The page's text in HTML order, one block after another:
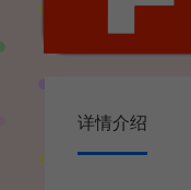
详情介绍